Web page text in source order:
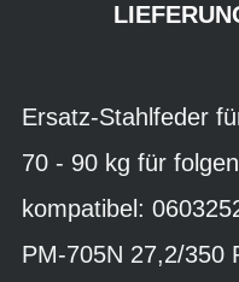
Ersatz-Stahlfeder
70 - 90 kg für
kompatibel:
PM-705N 27,2/350